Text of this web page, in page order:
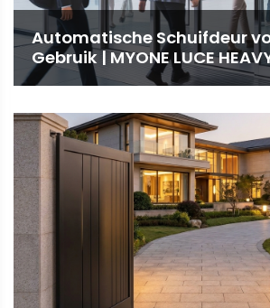
Automatische Schuifdeur
Gebruik | MYONE LUCE